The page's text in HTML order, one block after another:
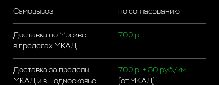
Самовывоз по согласованию
Доставка по Москве
в пределах МКАД
700 р
Доставка за пределы
МКАД и в Подмосковье
700 р. + 50 руб./км
(от МКАД)